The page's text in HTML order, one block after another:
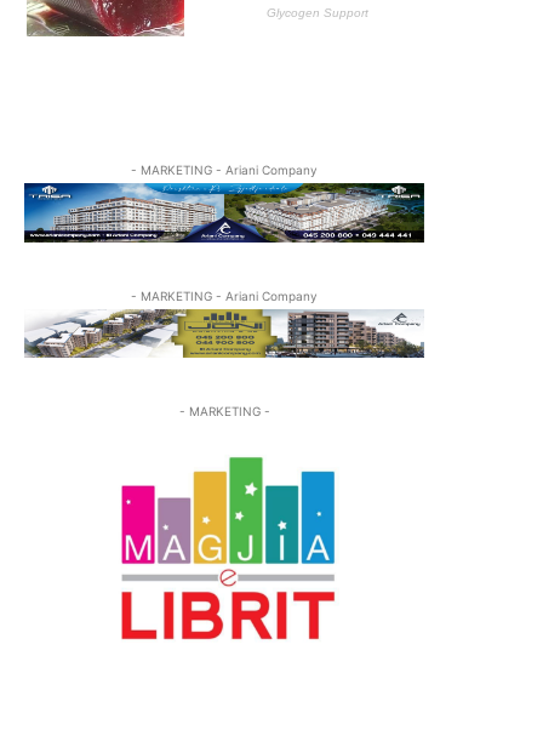
- MARKETING - Ariani Company
- MARKETING - Ariani Company
- MARKETING -